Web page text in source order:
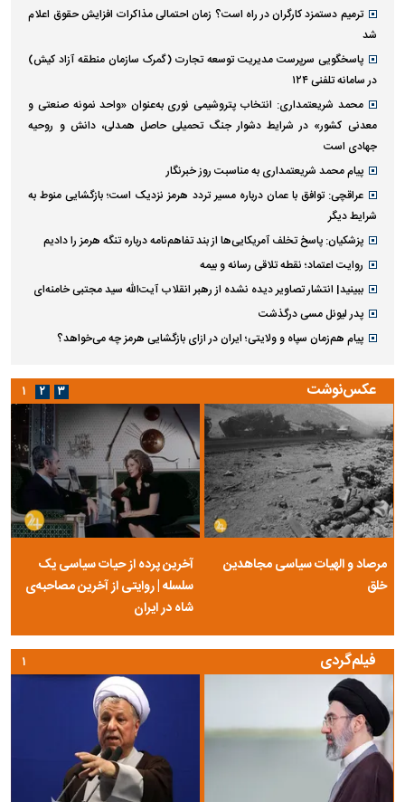
ترمیم دستمزد کارگران در راه است؟ زمان احتمالی مذاکرات افزایش حقوق اعلام
شد
پاسخگویی سرپرست مدیریت توسعه تجارت (گمرک سازمان منطقه آزاد کیش)
در سامانه تلفنی ۱۲۴
محمد شریعتمداری: انتخاب پتروشیمی نوری به‌عنوان «واحد نمونه صنعتی و
معدنی کشور» در شرایط دشوار جنگ تحمیلی حاصل همدلی، دانش و روحیه
جهادی است
پیام محمد شریعتمداری به مناسبت روز خبرنگار
عراقچی: توافق با عمان درباره مسیر تردد هرمز نزدیک است؛ بازگشایی منوط به
شرایط دیگر
پزشکیان: پاسخ تخلف آمریکایی‌ها از بند تفاهم‌نامه درباره تنگه هرمز را دادیم
روایت اعتماد؛ نقطه تلاقی رسانه و بیمه
ببینید| انتشار تصاویر دیده نشده از رهبر انقلاب آیت‌الله سید مجتبی خامنه‌ای
پدر لیونل مسی درگذشت
پیام هم‌زمان سپاه و ولایتی؛ ایران در ازای بازگشایی هرمز چه می‌خواهد؟
عکس‌نوشت
مرصاد و الهیات سیاسی مجاهدین
خلق
آخرین پرده از حیات سیاسی یک
سلسله | روایتی از آخرین مصاحبه‌ی
شاه در ایران
۱ ۲ ۳
فیلم‌گردی ۱